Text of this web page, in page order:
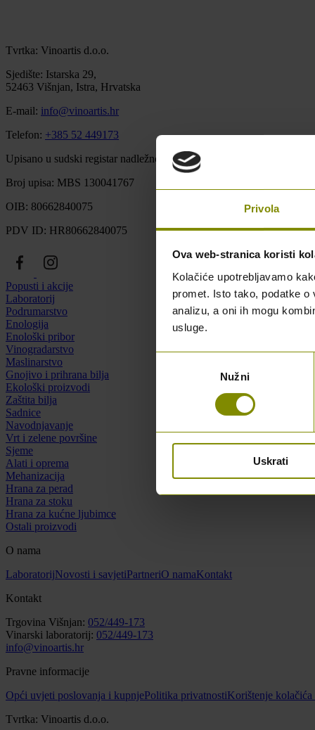
Privola
Ova web-stranica koristi
Kolačiće upotrebljavamo
promet. Isto tako, podatke
analizu, a oni ih mogu
usluge.
Nužni
Uskrati
Tvrtka: Vinoartis d.o.o.
Sjedište: Istarska 29,
52463 Višnjan, Istra, Hrvatska
E-mail: info@vinoartis.hr
Telefon: +385 52 449173
Upisano u sudski registar nadležnog trgovačkog suda u Pazinu u
Broj upisa: MBS 130041767
OIB: 80662840075
PDV ID: HR80662840075
Popusti i akcije
Laboratorij
Podrumarstvo
Enologija
Enološki pribor
Vinogradarstvo
Maslinarstvo
Gnojivo i prihrana bilja
Ekološki proizvodi
Zaštita bilja
Sadnice
Navodnjavanje
Vrt i zelene površine
Sjeme
Alati i oprema
Mehanizacija
Hrana za perad
Hrana za stoku
Hrana za kućne ljubimce
Ostali proizvodi
O nama
LaboratorijNovosti i savjetiPartneriO namaKontakt
Kontakt
Trgovina Višnjan: 052/449-173
Vinarski laboratorij: 052/449-173
info@vinoartis.hr
Pravne informacije
Opći uvjeti poslovanja i kupnjePolitika privatnostiKorištenje kolačića
Tvrtka: Vinoartis d.o.o.